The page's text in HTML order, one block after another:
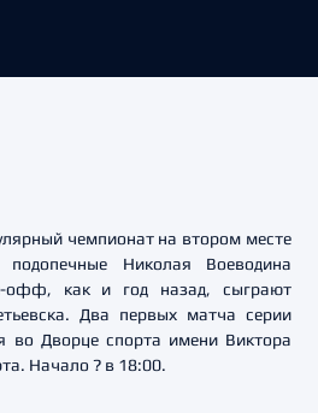
чемпионат на втором месте
Николая Воеводина
офф, как и год назад, сыграют
Два первых матча серии
во Дворце спорта имени Виктора
Начало ? в 18:00.